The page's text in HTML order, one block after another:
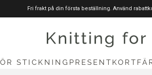
Fri frakt på din första beställning. Använd
stickningförolive.com
STICKNING PRESENTKORT